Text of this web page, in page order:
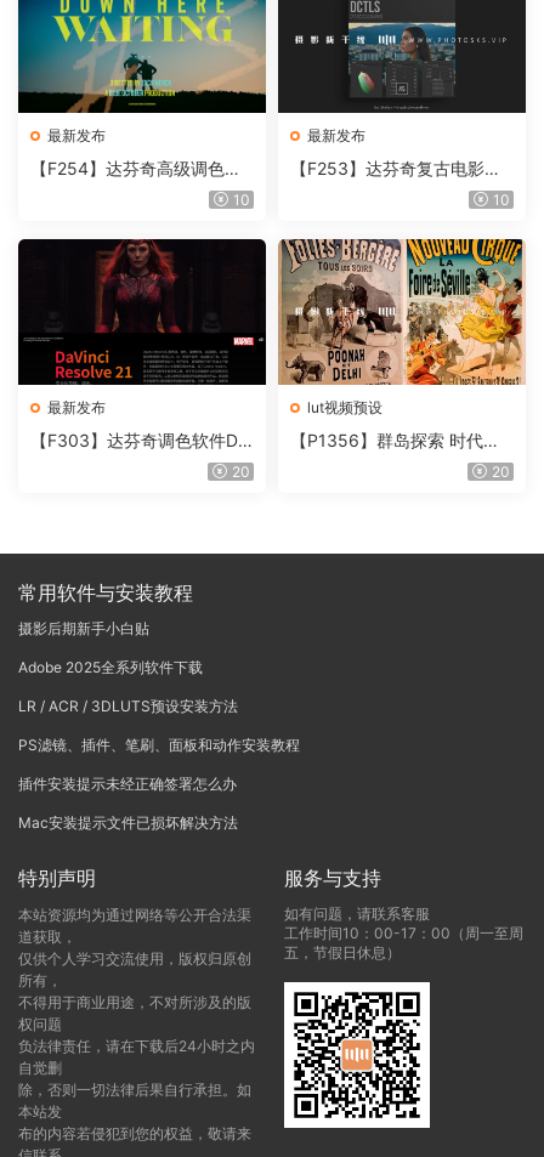
最新发布
【F254】达芬奇高级调色插
件 Contour V2.2.2 WinMac10
最新发布
【F253】达芬奇复古电影胶
片质感DCTL节点调色预设 M
T V4.0
10
最新发布
【F303】达芬奇调色软件Da
Vinci Resolve Studio21.0.320
lut视频预设
【P1356】群岛探索 时代马
戏团 – QUEST 60 调色预设A
20
常用软件与安装教程
摄影后期新手小白贴
Adobe 2025全系列软件下载
LR / ACR / 3DLUTS预设安装方法
PS滤镜、插件、笔刷、面板和动作安装教程
插件安装提示未经正确签署怎么办
Mac安装提示文件已损坏解决方法
特别声明
本站资源均为通过网络等公开合法渠
道获取，
仅供个人学习交流使用，版权归原创
所有，
不得用于商业用途，不对所涉及的版
权问题
负法律责任，请在下载后24小时之内
自觉删
除，否则一切法律后果自行承担。如
本站发
布的内容若侵犯到您的权益，敬请来
服务与支持
如有问题，请联系客服
工作时间10：00-17：00（周一至周
五，节假日休息）